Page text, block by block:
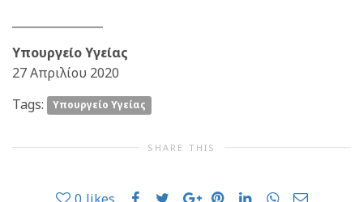
Υπουργείο Υγείας
27 Απριλίου 2020
Tags:
Υπουργείο Υγείας
SHARE THIS
0 likes